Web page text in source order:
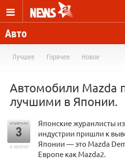
Авто
Лучшее Горячее Новое
Автомобили Mazda
лучшими в Японии.
отметили
3
в архиве
Японские журанлисты
индустрии пришли к
Японии — это Mazda
Европе как Mazda2.